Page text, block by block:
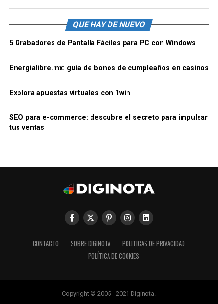
QUE HAY DE NUEVO
5 Grabadores de Pantalla Fáciles para PC con Windows
Energialibre.mx: guía de bonos de cumpleaños en casinos
Explora apuestas virtuales con 1win
SEO para e-commerce: descubre el secreto para impulsar
tus ventas
CONTACTO SOBRE DIGINOTA
POLITICAS DE PRIVACIDAD
POLÍTICA DE COOKIES
Copyright © 2005 - 2021 Diginota.